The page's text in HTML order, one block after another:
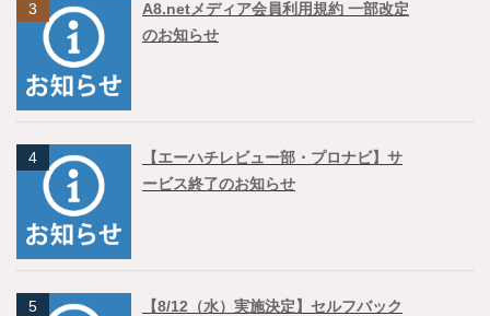
3
A8.netメディア会員利用規約 一部改定
のお知らせ
4
【エーハチレビュー部・プロナビ】サ
ービス終了のお知らせ
5
【8/12（水）実施決定】セルフバック